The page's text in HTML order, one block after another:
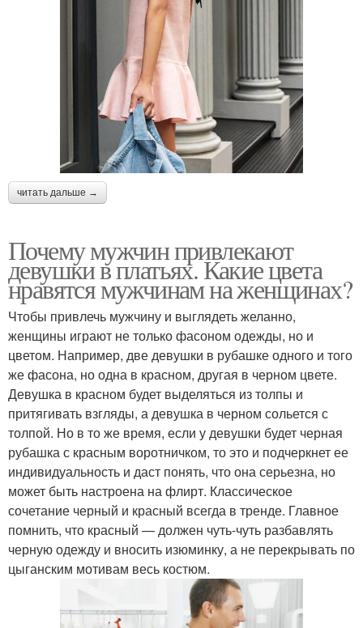
читать дальше →
Почему мужчин привлекают
девушки в платьях. Какие цвета
нравятся мужчинам на женщинах?
Чтобы привлечь мужчину и выглядеть желанно,
женщины играют не только фасоном одежды, но и
цветом. Например, две девушки в рубашке одного и того
же фасона, но одна в красном, другая в черном цвете.
Девушка в красном будет выделяться из толпы и
притягивать взгляды, а девушка в черном сольется с
толпой. Но в то же время, если у девушки будет черная
рубашка с красным воротничком, то это и подчеркнет ее
индивидуальность и даст понять, что она серьезна, но
может быть настроена на флирт. Классическое
сочетание черный и красный всегда в тренде. Главное
помнить, что красный — должен чуть-чуть разбавлять
черную одежду и вносить изюминку, а не перекрывать по
цыганским мотивам весь костюм.